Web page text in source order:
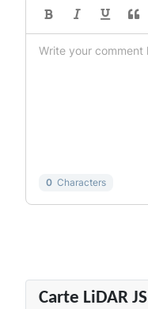
0 Characters
Carte LiDAR JS